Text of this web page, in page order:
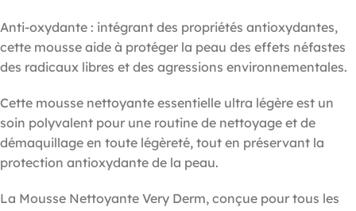
Anti-oxydante : intégrant des propriétés antioxydantes,
cette mousse aide à protéger la peau des effets néfastes
des radicaux libres et des agressions environnementales.
Cette mousse nettoyante essentielle ultra légère est un
soin polyvalent pour une routine de nettoyage et de
démaquillage en toute légèreté, tout en préservant la
protection antioxydante de la peau.
La Mousse Nettoyante Very Derm, conçue pour tous les